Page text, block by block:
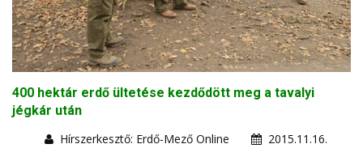
400 hektár erdő ültetése kezdődött meg a tavalyi
jégkár után
Hírszerkesztő: Erdő-Mező Online
2015.11.16.